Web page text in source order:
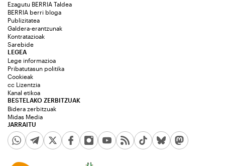
Ezagutu BERRIA Taldea
BERRIA berri bloga
Publizitatea
Galdera-erantzunak
Kontratazioak
Sarebide
JARRAITU
LEGEA
Lege informazioa
Pribatutasun politika
Cookieak
cc Lizentzia
Kanal etikoa
BESTELAKO ZERBITZUAK
Bidera zerbitzuak
Midas Media